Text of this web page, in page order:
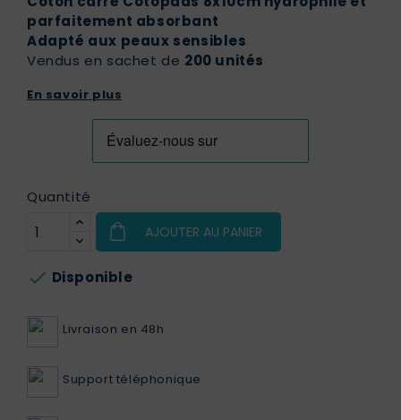
parfaitement absorbant
Adapté aux peaux sensibles
Vendus en sachet de 200 unités
En savoir plus
Quantité
AJOUTER AU PANIER
 Disponible
Livraison en 48h
Support téléphonique